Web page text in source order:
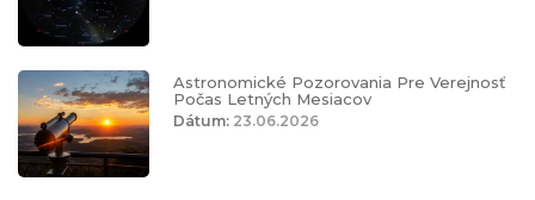
Astronomické Pozorovania Pre Verejnosť
Počas Letných Mesiacov
Dátum: 23.06.2026